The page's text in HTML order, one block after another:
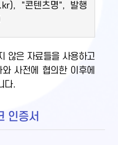
"콘텐츠명", 발행
않은 자료들을 사용하고
사전에 협의한 이후에
다.
인증서